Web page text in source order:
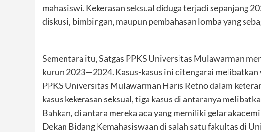
mahasiswi. Kekerasan seksual diduga terjadi sepanjang
diskusi, bimbingan, maupun pembahasan lomba yang
Sementara itu, Satgas PPKS Universitas Mulawarman
kurun 2023—2024. Kasus-kasus ini ditengarai melibatkan
PPKS Universitas Mulawarman Haris Retno dalam
kasus kekerasan seksual, tiga kasus di antaranya
Bahkan, di antara mereka ada yang memiliki gelar
Dekan Bidang Kemahasiswaan di salah satu fakultas di